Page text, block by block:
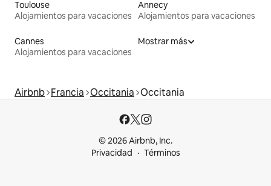
Toulouse
Alojamientos para vacaciones
Annecy
Alojamientos para vacaciones
Cannes
Alojamientos para vacaciones
Mostrar más
Airbnb Francia Occitania Occitania
© 2026 Airbnb, Inc.
Privacidad
Términos